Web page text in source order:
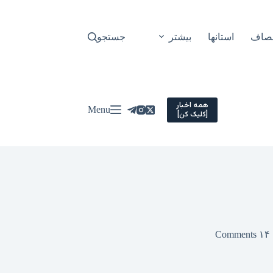
استانها بیشتر جستجو
همه اخبار
[کلیک کن] Menu
۱۴ Comments